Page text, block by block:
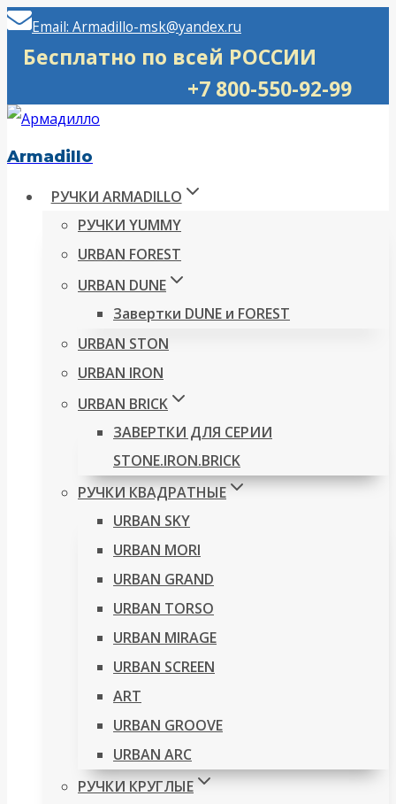
Перейти
Email: Armadillo-msk@yandex.ru
Бесплатно по всей РОССИИ
+7 800-550-92-99
Armadillo
РУЧКИ ARMADILLO
РУЧКИ YUMMY
URBAN FOREST
URBAN DUNE
Завертки DUNE и FOREST
URBAN STON
URBAN IRON
URBAN BRICK
ЗАВЕРТКИ ДЛЯ СЕРИИ
STONE.IRON.BRICK
РУЧКИ КВАДРАТНЫЕ
URBAN SKY
URBAN MORI
URBAN GRAND
URBAN TORSO
URBAN MIRAGE
URBAN SCREEN
ART
URBAN GROOVE
URBAN ARC
РУЧКИ КРУГЛЫЕ